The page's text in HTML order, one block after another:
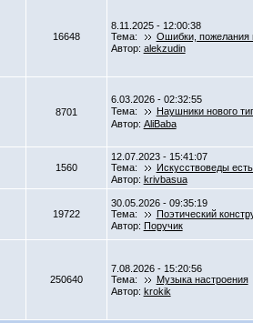
16648
8.11.2025 - 12:00:38
Тема:
Ошибки, пожелания
Автор: alekzudin
8701
6.03.2026 - 02:32:55
Тема:
Наушники нового
Автор: AliBaba
1560
12.07.2023 - 15:41:07
Тема:
Искусствоведы
Автор: krivbasua
19722
30.05.2026 - 09:35:19
Тема:
Поэтический
Автор: Поручик
250640
7.08.2026 - 15:20:56
Тема:
Музыка настроения
Автор: krokik